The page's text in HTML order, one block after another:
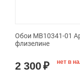
Обои MB10341-01
флизелине
2 300₽ нет в